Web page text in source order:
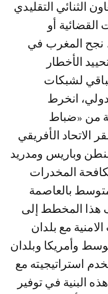
الثنائي التقليدي
القضائية أو
نجح المغرب في
الأخطار
لشبكات
انخرط
من «ضباط
الاتحاد الأفريقي
وباريس ومدريد
المخدرات
بالعاصمة
هذا المخطط إلى
مع بلدان
وأمريكا وبلدان
استراتيجيته مع
البنية في توفير